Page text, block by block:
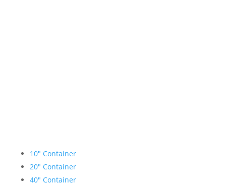
10″ Container
20″ Container
40″ Container